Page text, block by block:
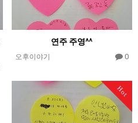
연주 주영^^
오후이야기 0
Hot